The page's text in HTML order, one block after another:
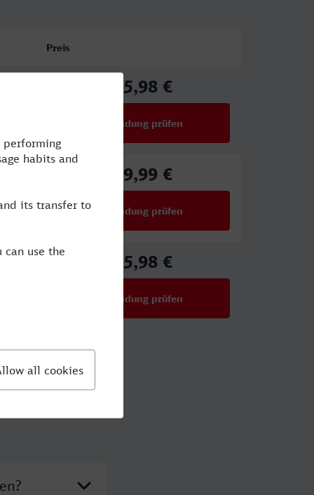
Preis
65,98 €
Verbindung prüfen
59,99 €
Verbindung prüfen
65,98 €
Verbindung prüfen